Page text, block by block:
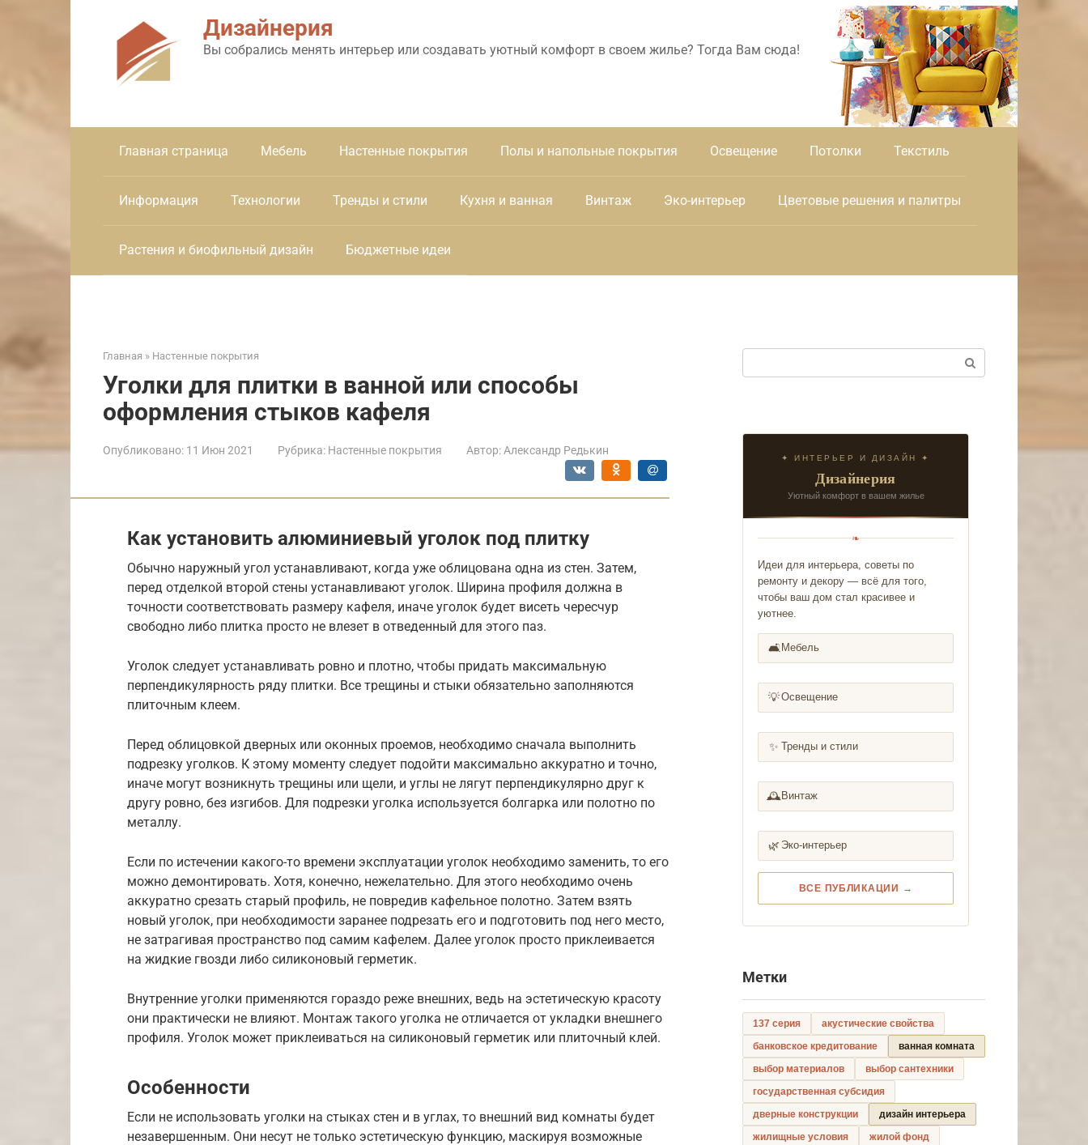
Дизайнерия
Вы собрались менять интерьер или создавать уютный комфорт в своем жилье? Тогда Вам сюда!
Главная страница Мебель Настенные покрытия Полы и напольные покрытия Освещение Потолки Текстиль
Информация Технологии Тренды и стили Кухня и ванная Винтаж Эко-интерьер Цветовые решения и палитры
Растения и биофильный дизайн Бюджетные идеи
Главная » Настенные покрытия
Уголки для плитки в ванной или способы
оформления стыков кафеля
Опубликовано: 11 Июн 2021 Рубрика: Настенные покрытия Автор: Александр Редькин
Как установить алюминиевый уголок под плитку
Обычно наружный угол устанавливают, когда уже облицована одна из стен. Затем,
перед отделкой второй стены устанавливают уголок. Ширина профиля должна в
точности соответствовать размеру кафеля, иначе уголок будет висеть чересчур
свободно либо плитка просто не влезет в отведенный для этого паз.
Уголок следует устанавливать ровно и плотно, чтобы придать максимальную
перпендикулярность ряду плитки. Все трещины и стыки обязательно заполняются
плиточным клеем.
Перед облицовкой дверных или оконных проемов, необходимо сначала выполнить
подрезку уголков. К этому моменту следует подойти максимально аккуратно и точно,
иначе могут возникнуть трещины или щели, и углы не лягут перпендикулярно друг к
другу ровно, без изгибов. Для подрезки уголка используется болгарка или полотно по
металлу.
Если по истечении какого-то времени эксплуатации уголок необходимо заменить, то его
можно демонтировать. Хотя, конечно, нежелательно. Для этого необходимо очень
аккуратно срезать старый профиль, не повредив кафельное полотно. Затем взять
новый уголок, при необходимости заранее подрезать его и подготовить под него место,
не затрагивая пространство под самим кафелем. Далее уголок просто приклеивается
на жидкие гвозди либо силиконовый герметик.
Внутренние уголки применяются гораздо реже внешних, ведь на эстетическую красоту
они практически не влияют. Монтаж такого уголка не отличается от укладки внешнего
профиля. Уголок может приклеиваться на силиконовый герметик или плиточный клей.
Особенности
Если не использовать уголки на стыках стен и в углах, то внешний вид комнаты будет
незавершенным. Они несут не только эстетическую функцию, маскируя возможные
✦ ИНТЕРЬЕР И ДИЗАЙН ✦
Дизайнерия
Уютный комфорт в вашем жилье
❧
Идеи для интерьера, советы по
ремонту и декору — всё для того,
чтобы ваш дом стал красивее и
уютнее.
🛋️ Мебель
💡Освещение
✨ Тренды и стили
🕰️ Винтаж
🌿 Эко-интерьер
ВСЕ ПУБЛИКАЦИИ →
Метки
137 серия
акустические свойства
банковское кредитование
ванная комната
выбор материалов
выбор сантехники
государственная субсидия
дверные конструкции
дизайн интерьера
жилищные условия
жилой фонд